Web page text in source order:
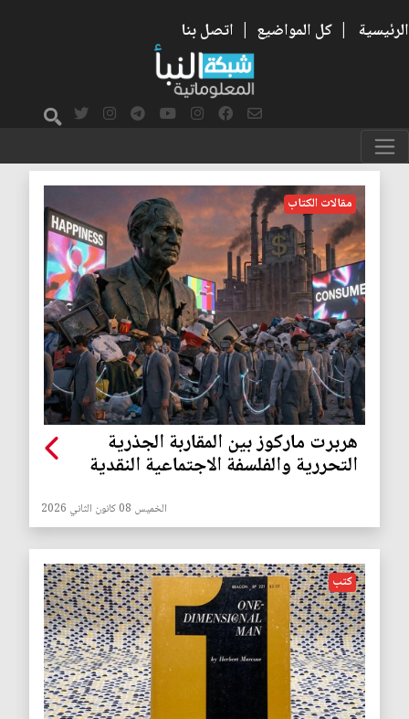
الرئيسية | كل المواضيع | اتصل بنا
هربرت ماركيوز
مقالات الكتاب
هربرت ماركوز بين المقاربة الجذرية
التحررية والفلسفة الاجتماعية النقدية
الخميس 08 كانون الثاني 2026
كتب